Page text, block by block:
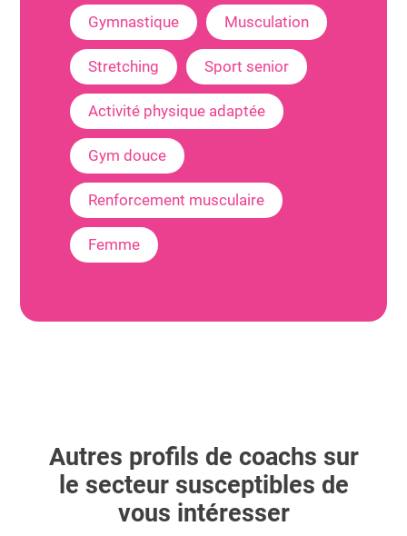
Gymnastique Musculation
Stretching Sport senior
Activité physique adaptée
Gym douce
Renforcement musculaire
Femme
Autres profils de coachs sur
le secteur susceptibles de
vous intéresser